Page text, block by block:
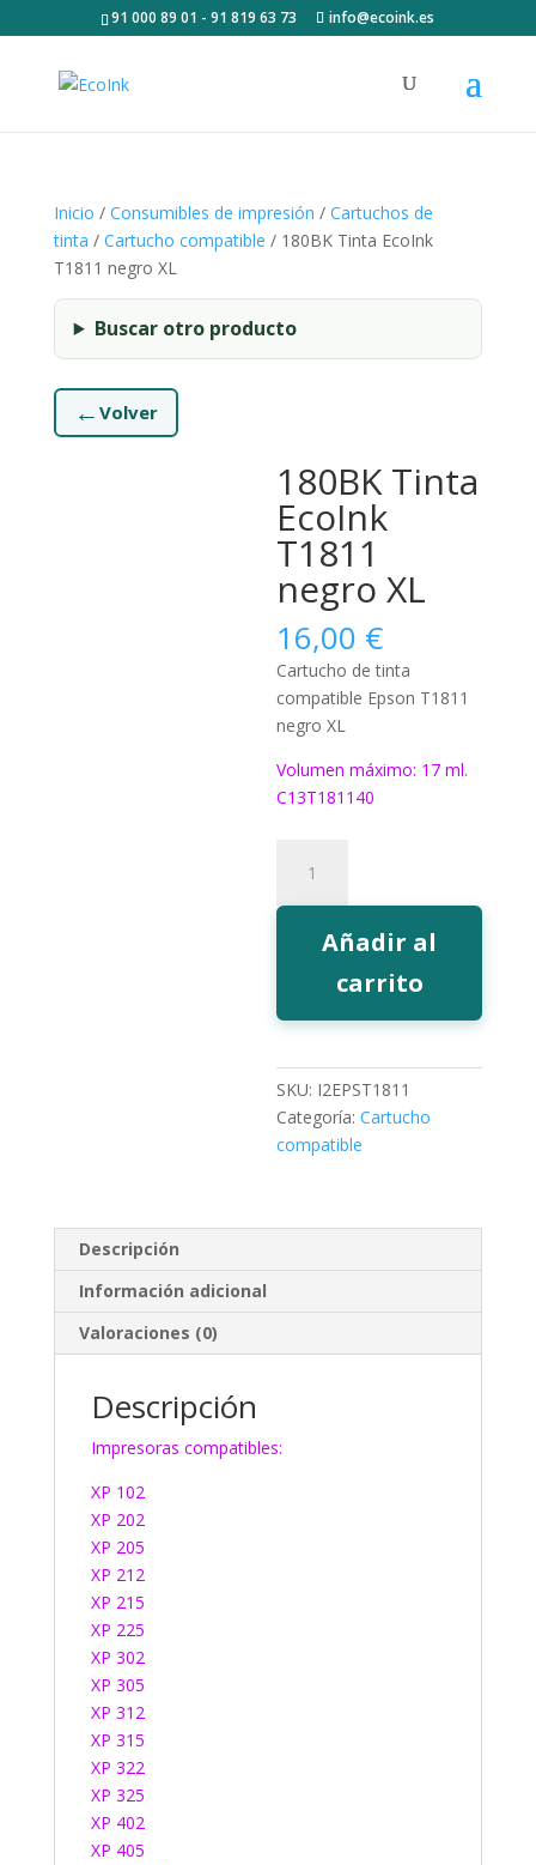
91 000 89 01 - 91 819 63 73 info@ecoink.es
Inicio / Consumibles de impresión / Cartuchos de
tinta / Cartucho compatible / 180BK Tinta EcoInk
T1811 negro XL
Buscar otro producto
← Volver
180BK Tinta
EcoInk
T1811
negro XL
16,00 €
Cartucho de tinta
compatible Epson T1811
negro XL
Volumen máximo: 17 ml.
C13T181140
Tinta
EcoInk
cantidad
Añadir al
carrito
SKU: I2EPST1811
Categoría:Cartucho
compatible
Descripción
Información adicional
Valoraciones (0)
Descripción
Impresoras compatibles:
XP 102
XP 202
XP 205
XP 212
XP 215
XP 225
XP 302
XP 305
XP 312
XP 315
XP 322
XP 325
XP 402
XP 405